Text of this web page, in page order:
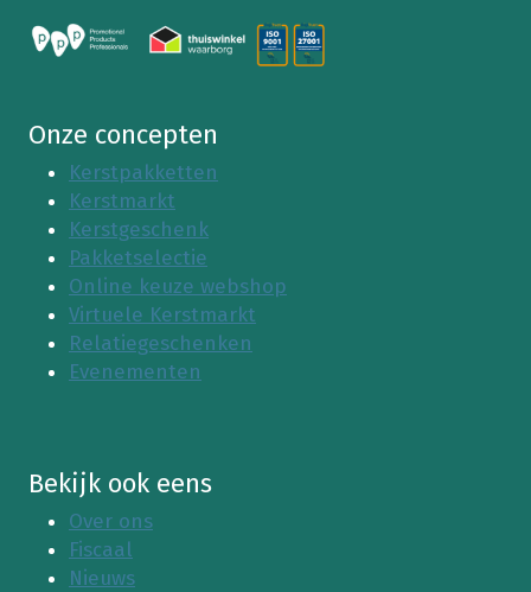
Onze concepten
Kerstpakketten
Kerstmarkt
Kerstgeschenk
Pakketselectie
Online keuze webshop
Virtuele Kerstmarkt
Relatiegeschenken
Evenementen
Bekijk ook eens
Over ons
Fiscaal
Nieuws